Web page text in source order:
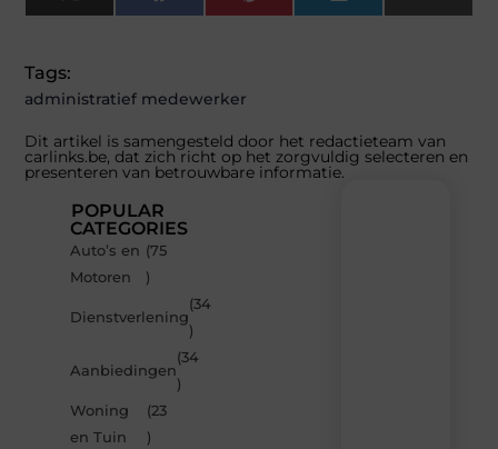
(Twitter)
Tags:
administratief medewerker
Dit artikel is samengesteld door het redactieteam van
carlinks.be, dat zich richt op het zorgvuldig selecteren en
presenteren van betrouwbare informatie.
POPULAR
CATEGORIES
Auto’s en
Motoren
(75
)
Dienstverlening
(34
)
Aanbiedingen
(34
)
Woning
en Tuin
(23
)